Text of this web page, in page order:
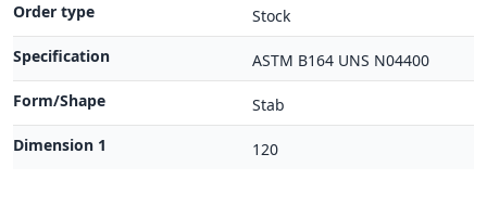
Order type
Stock
Specification
ASTM B164 UNS N04400
Form/Shape
Stab
Dimension 1
120